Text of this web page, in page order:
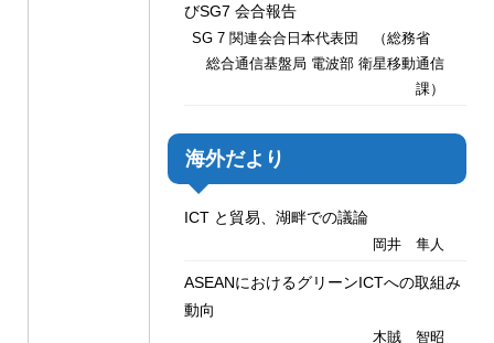
びSG7 会合報告
SG 7 関連会合日本代表団 （総務省
総合通信基盤局 電波部 衛星移動通信
課）
海外だより
ICT と貿易、湖畔での議論
岡井 隼人
ASEANにおけるグリーンICTへの取組み
動向
木賊 智昭